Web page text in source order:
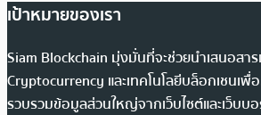
เป้าหมายของเรา
Siam Blockchain มุ่งมั่นที่จะช่วยนำเสนอสา
Cryptocurrency และเทคโนโลยีบล็อกเชนเพื่
รวบรวมข้อมูลส่วนใหญ่จากเว็บไซต์และเว็บบ